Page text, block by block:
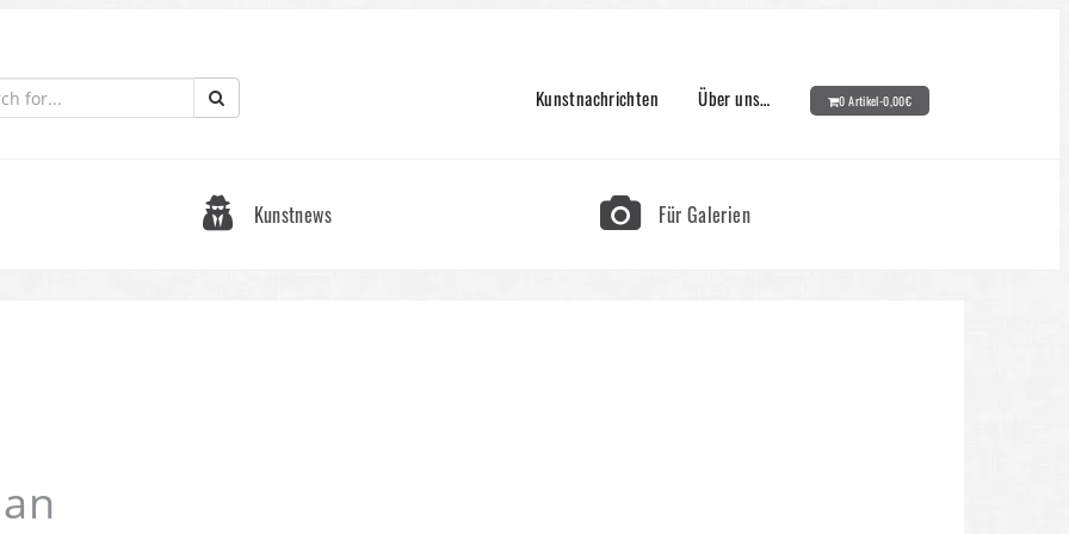
Kunstnachrichten Über uns… 0 Artikel-0,00€
Kunstnews Für Galerien